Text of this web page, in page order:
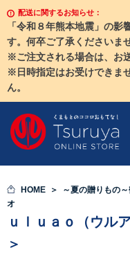
配送に関するお知らせ：
「令和８年熊本地震」の影
す。何卒ご了承くださいませ
※ご注文される場合は、お
※日時指定はお受けできま
ん。
HOME ～夏の贈りもの
オ
ｕｌｕａｏ（ウル
＞